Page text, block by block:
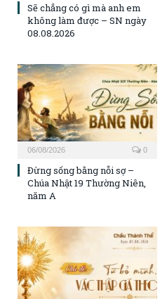
Sẽ chẳng có gì mà anh em
không làm được – SN ngày
08.08.2026
06/08/2026 0
Đừng sống bằng nỗi sợ –
Chúa Nhật 19 Thường Niên,
năm A